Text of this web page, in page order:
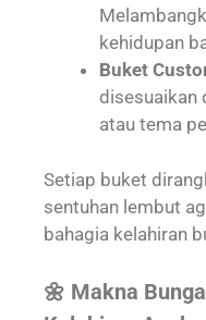
kehidupan
Buket
disesuaikan
atau tema
Setiap buket
sentuhan lembut
bahagia kelahiran
🌼 Makna